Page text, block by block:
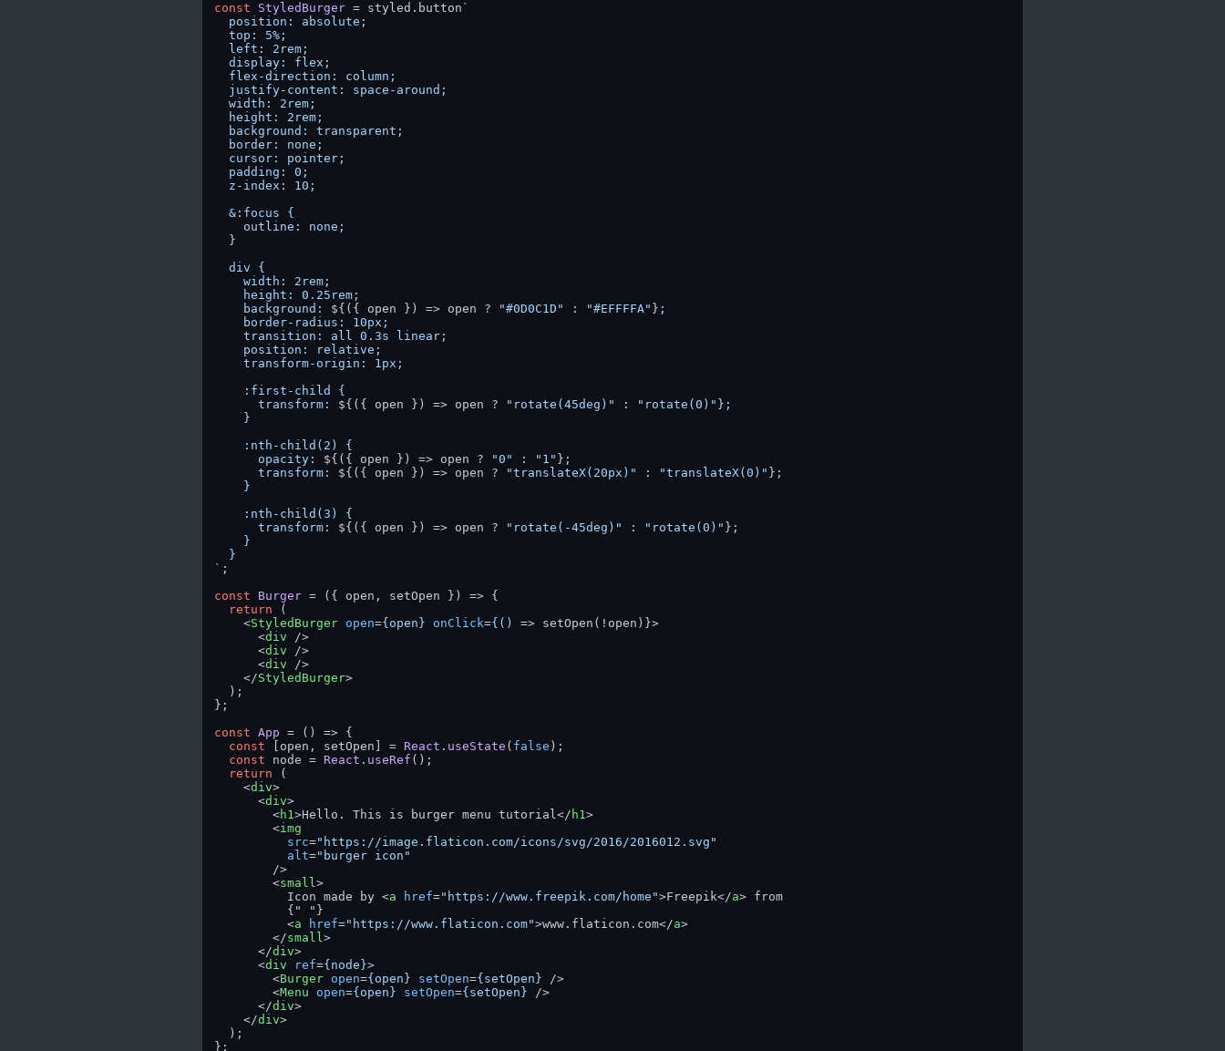
const
StyledBurger = styled. button `
  position: absolute;
  top: 5%;
  left: 2rem;
  display: flex;
  flex-direction: column;
  justify-content: space-around;
  width: 2rem;
  height: 2rem;
  background: transparent;
  border: none;
  cursor: pointer;
  padding: 0;
  z-index: 10;
  &:focus {
    outline: none;
  }
  div {
    width: 2rem;
    height: 0.25rem;
    background:
${({ open }) => open ? "#0D0C1D" : "#EFFFFA" } ;
    border-radius: 10px;
    transition: all 0.3s linear;
    position: relative;
    transform-origin: 1px;
    :first-child {
      transform:
${({ open }) => open ? "rotate(45deg)" : "rotate(0)" } ;
    }
    :nth-child(2) {
      opacity:
${({ open }) => open ? "0" : "1" } ;
      transform:
${({ open }) => open ? "translateX(20px)" : "translateX(0)" } ;
    }
    :nth-child(3) {
      transform:
${({ open }) => open ? "rotate(-45deg)" : "rotate(0)" } ;
    }
  }
` ;
const
Burger = ( { open, setOpen } ) => {
return (
<StyledBurger open={open} onClick={() => setOpen(!open)}>
<div />
<div />
<div />
</StyledBurger>
  );
};
const App = ( ) => {
const [open, setOpen] = React . useState ( false );
const node = React . useRef ();
return (
<div>
<div>
<h1>Hello. This is burger menu tutorial</ h1>
<img
src="https://image.flaticon.com/icons/svg/2016/2016012.svg"
alt="burger icon"
        />
<small>
          Icon made by
<a href="https://www.freepik.com/home">Freepik</a> from
          {" "}
<a href="https://www.flaticon.com">www.flaticon.com</a>
</small>
</div>
<div ref={node}>
<Burger open={open} setOpen={setOpen} />
<Menu open={open} setOpen={setOpen} />
</div>
</div>
  );